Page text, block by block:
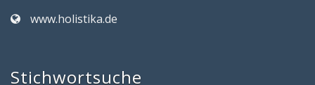
www.holistika.de
Stichwortsuche